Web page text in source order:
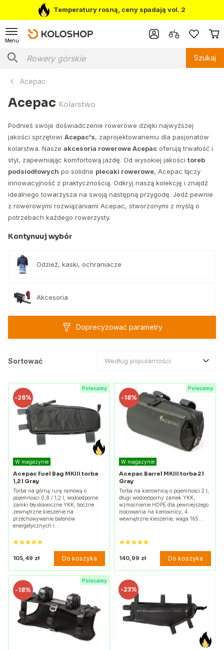
Temperatury rosną, ceny spadają vol. 2
Menu
Szukaj
Acepac
Acepac Kolarstwo
Podnieś swoje doświadczenie rowerowe dzięki najwyższej
jakości sprzętowi Acepac's, zaprojektowanemu dla pasjonatów
kolarstwa. Nasze akcesoria rowerowe Acepac oferują trwałość i
styl, zapewniając komfortową jazdę. Od wysokiej jakości toreb
podsiodłowych po solidne plecaki rowerowe, Acepac łączy
innowacyjność z praktycznością. Odkryj naszą kolekcję i znajdź
idealnego towarzysza na swoją następną przygodę. Jedź pewnie
z rowerowymi rozwiązaniami Acepac, stworzonymi z myślą o
potrzebach każdego rowerzysty.
Kontynuuj wybór
Odzież, kaski, ochraniacze
Akcesoria
Doprecyzować parametry
Sortować Według popularności
Polecamy
-26%
W magazynie
Acepac Fuel Bag MKIII torba
1,2 l Gray
Torba na górną rurę ramową o
pojemności 0,8 / 1,2 l, wodoodporne
zamki błyskawiczne YKK, boczne
zewnętrzne kieszenie na
przechowywanie batonów
energetycznych i…
105,49 zł Do koszyka
Polecamy
-18%
W magazynie
Acepac Barrel MKIII torba 2 l
Gray
Torba na kierownicę o pojemności 2 l,
długi wodoodporny zamek YKK,
wzmocnienie HDPE dla pewniejszego
mocowania na kierownicy, 4
wewnętrzne kieszenie, waga 165…
140,99 zł Do koszyka
Polecamy
-18% -23%